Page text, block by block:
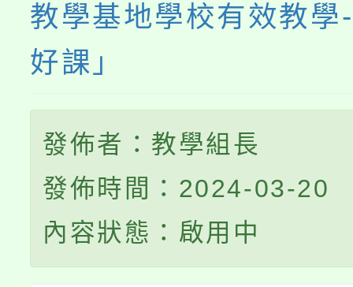
教學基地學校有效教學
好課」
發佈者：教學組長
發佈時間：2024-03-20
內容狀態：啟用中